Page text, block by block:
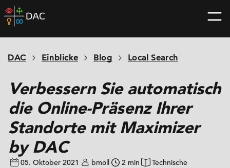
Skip
to
home
DAC Einblicke Blog Local Search
Verbessern Sie automatisch
die Online-Präsenz Ihrer
Standorte mit Maximizer
by DAC
05. Oktober 2021 bmoll 2 min Technische